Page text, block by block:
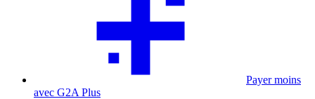
Payer moins
avec G2A Plus